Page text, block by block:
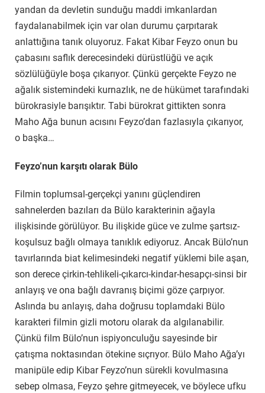
yandan da devletin sunduğu maddi imkanlardan
faydalanabilmek için var olan durumu çarpıtarak
anlattığına tanık oluyoruz. Fakat Kibar Feyzo onun bu
çabasını saflık derecesindeki dürüstlüğü ve açık
sözlülüğüyle boşa çıkarıyor. Çünkü gerçekte Feyzo ne
ağalık sistemindeki kurnazlık, ne de hükümet tarafındaki
bürokrasiyle barışıktır. Tabi bürokrat gittikten sonra
Maho Ağa bunun acısını Feyzo’dan fazlasıyla çıkarıyor,
o başka…
Feyzo’nun karşıtı olarak Bülo
Filmin toplumsal-gerçekçi yanını güçlendiren
sahnelerden bazıları da Bülo karakterinin ağayla
ilişkisinde görülüyor. Bu ilişkide güce ve zulme şartsız-
koşulsuz bağlı olmaya tanıklık ediyoruz. Ancak Bülo’nun
tavırlarında biat kelimesindeki negatif yüklemi bile aşan,
son derece çirkin-tehlikeli-çıkarcı-kindar-hesapçı-sinsi bir
anlayış ve ona bağlı davranış biçimi göze çarpıyor.
Aslında bu anlayış, daha doğrusu toplamdaki Bülo
karakteri filmin gizli motoru olarak da algılanabilir.
Çünkü film Bülo’nun ispiyonculuğu sayesinde bir
çatışma noktasından ötekine sıçrıyor. Bülo Maho Ağa’yı
manipüle edip Kibar Feyzo’nun sürekli kovulmasına
sebep olmasa, Feyzo şehre gitmeyecek, ve böylece ufku